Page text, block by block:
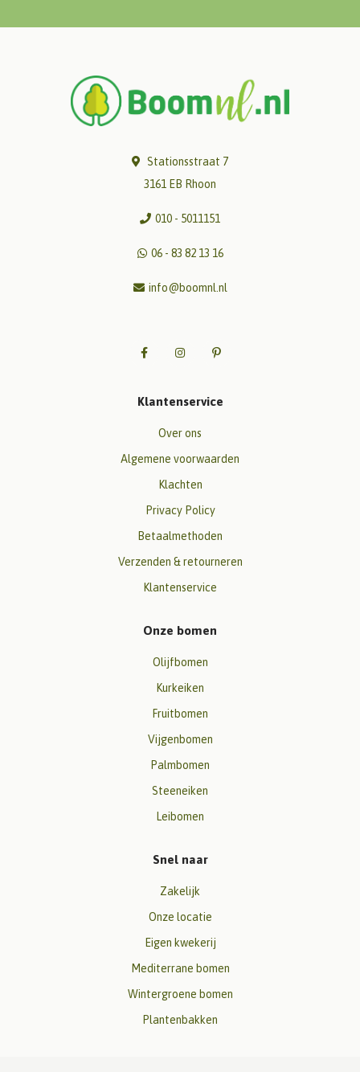
Stationsstraat 7
3161 EB Rhoon
010 - 5011151
06 - 83 82 13 16
info@boomnl.nl
Klantenservice
Over ons
Algemene voorwaarden
Klachten
Privacy Policy
Betaalmethoden
Verzenden & retourneren
Klantenservice
Onze bomen
Olijfbomen
Kurkeiken
Fruitbomen
Vijgenbomen
Palmbomen
Steeneiken
Leibomen
Snel naar
Zakelijk
Onze locatie
Eigen kwekerij
Mediterrane bomen
Wintergroene bomen
Plantenbakken